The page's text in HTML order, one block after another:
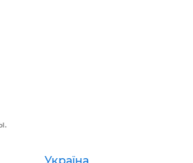
Україна